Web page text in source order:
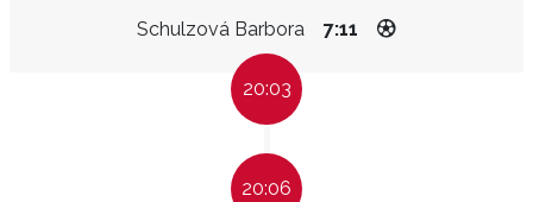
Schulzová Barbora 7:11
20:03
20:06